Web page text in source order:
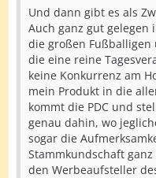
Und dann gibt es als
Auch ganz gut gelegen
die großen Fußballigen
die eine reine
keine Konkurrenz am
mein Produkt in die
kommt die PDC und
genau dahin, wo
sogar die
Stammkundschaft
den Werbeaufsteller